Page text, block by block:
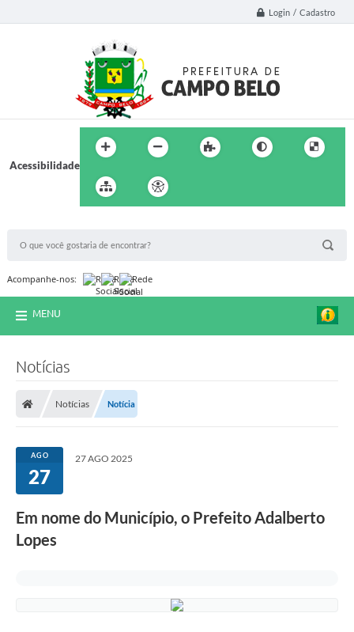
Login / Cadastro
Acessibilidade
Acompanhe-nos:
MENU
Notícias
Notícias Notícia
AGO
27
27 AGO 2025
Em nome do Município, o Prefeito Adalberto
Lopes